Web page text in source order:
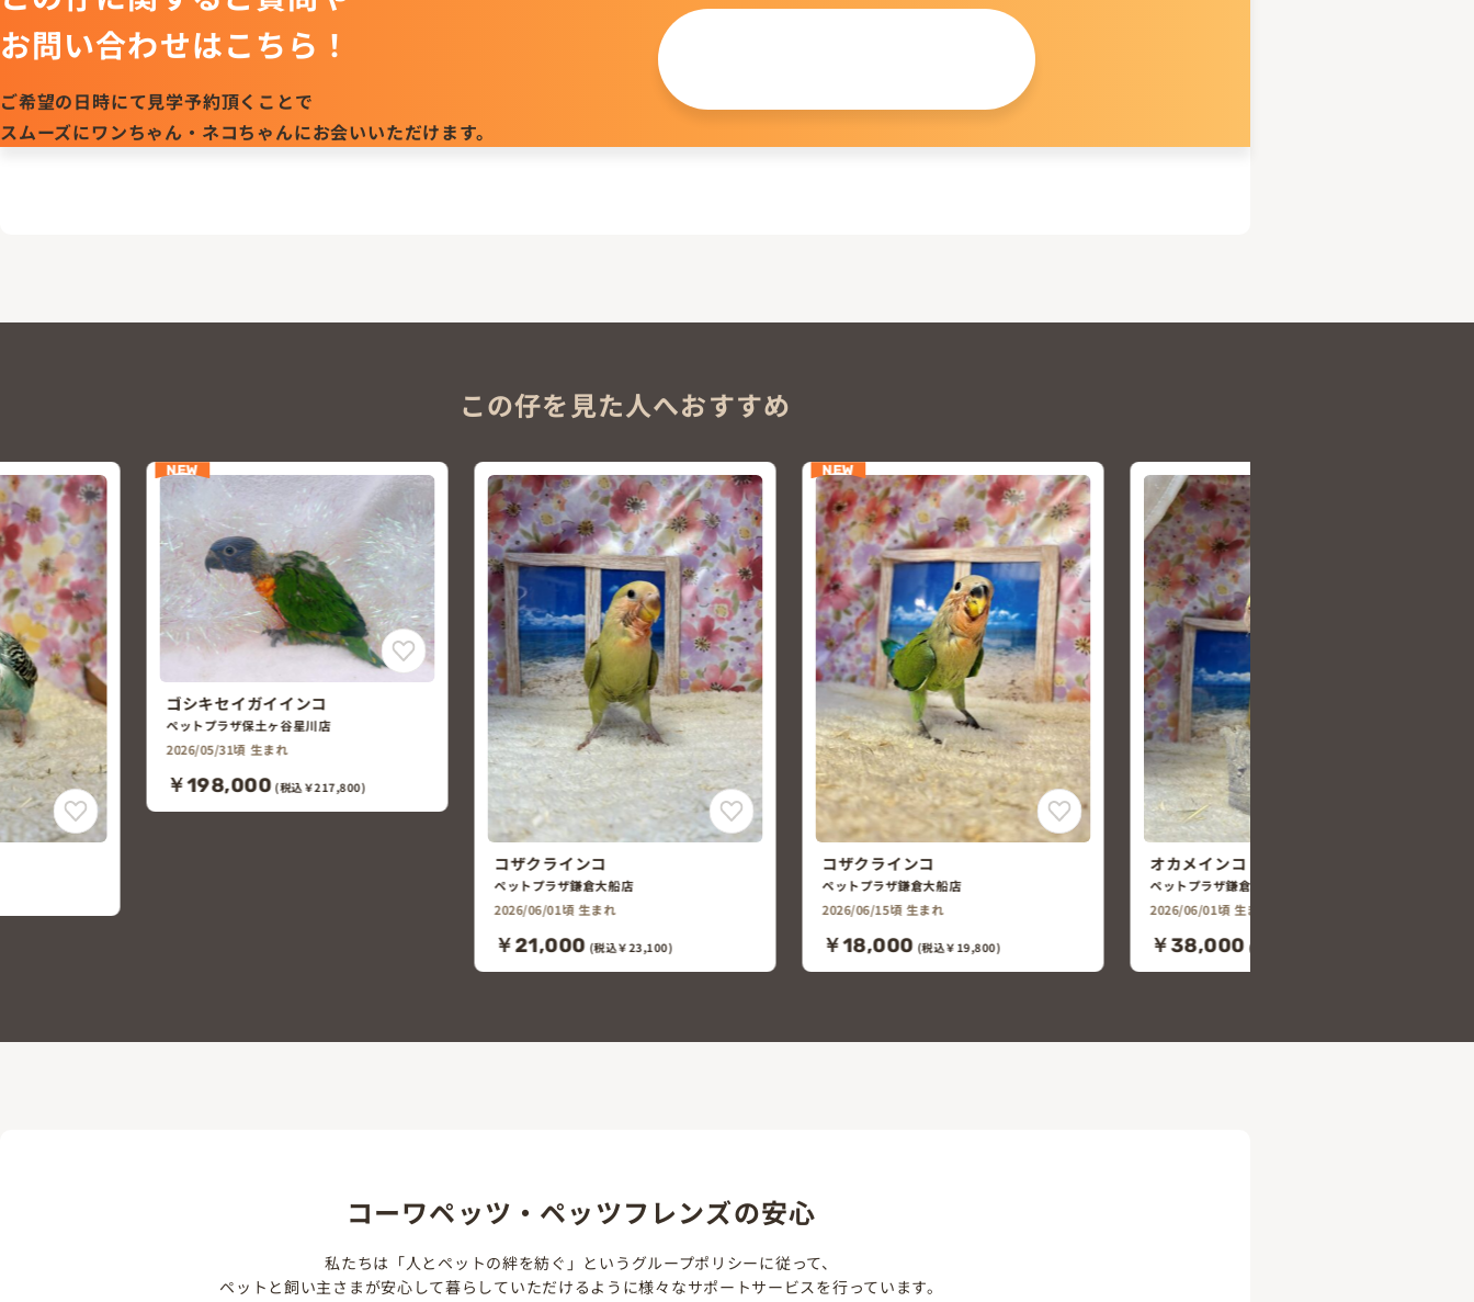
お問い合わせはこちら！
ご希望の日時にて見学予約頂くことで
スムーズにワンちゃん・ネコちゃんにお会いいただけます。
この仔を見た人へおすすめ
コザクラインコ
ペットプラザ鎌倉大船店
2026/06/15頃 生まれ
￥18,000 (税込￥19,800)
オカメインコ
ペットプラザ鎌倉大船店
2026/06/01頃 生まれ
￥38,000 (税込￥41,800)
セキセイインコ
ペットプラザ鎌倉大船店
コーワペッツ・ペッツフレンズの安心
私たちは「人とペットの絆を紡ぐ」というグループポリシーに従って、
ペットと飼い主さまが安心して暮らしていただけるように様々なサポートサービスを行っています。